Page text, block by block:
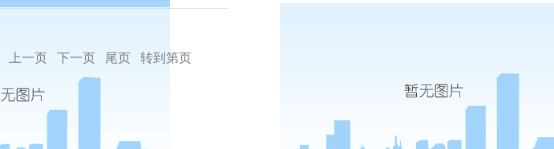
上一页 下一页 尾页 转到第页